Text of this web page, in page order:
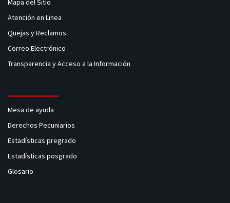
Mapa del Sitio
Atención en Linea
Quejas y Reclamos
Correo Electrónico
Transparencia y Acceso a la Información
Mesa de ayuda
Derechos Pecuniarios
Estadísticas pregrado
Estadísticas posgrado
Glosario